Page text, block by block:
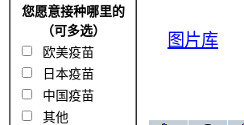
您愿意接种哪里的
（可多选）
欧美疫苗
日本疫苗
中国疫苗
其他
图片库